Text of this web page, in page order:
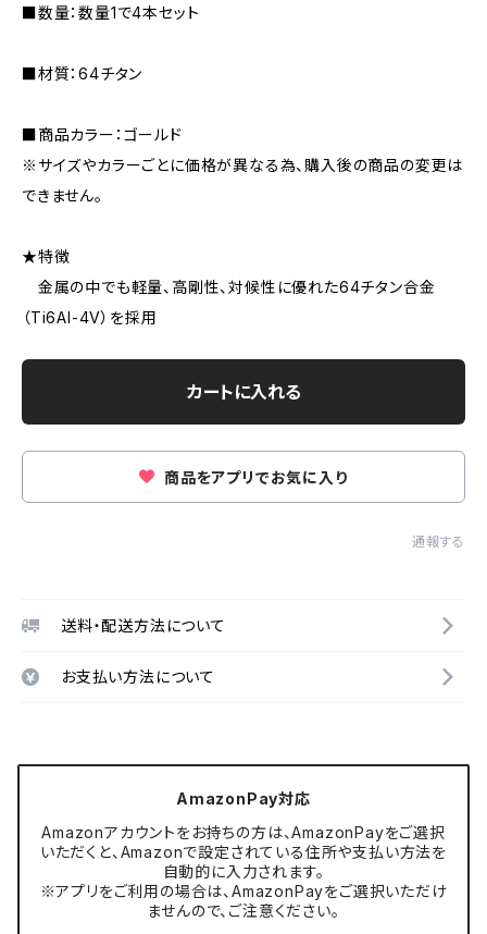
■数量：数量1で4本セット
■材質：64チタン
■商品カラー：ゴールド
※サイズやカラーごとに価格が異なる為、購入後の商品の変更は
できません。
★特徴
金属の中でも軽量、高剛性、対候性に優れた64チタン合金
（Ti6Al-4V）を採用
カートに入れる
商品をアプリでお気に入り
通報する
送料・配送方法について
お支払い方法について
AmazonPay対応
Amazonアカウントをお持ちの方は、AmazonPayをご選択
いただくと、Amazonで設定されている住所や支払い方法を
自動的に入力されます。
※アプリをご利用の場合は、AmazonPayをご選択いただけ
ませんので、ご注意ください。